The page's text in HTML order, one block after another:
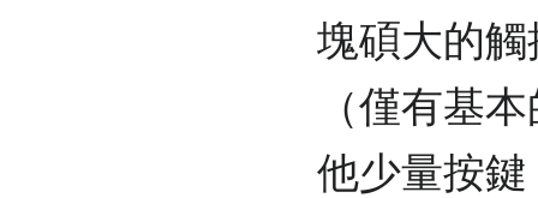
塊碩大的
（僅有基
他少量按